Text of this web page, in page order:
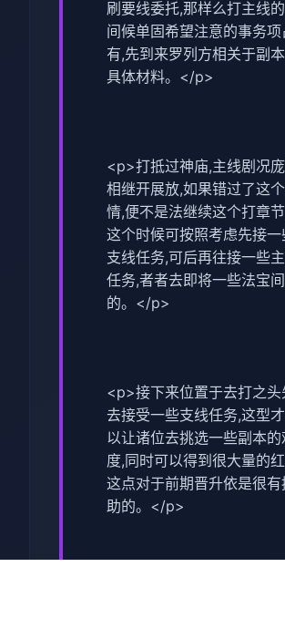
刷要线委托,那样么打主线
间候单固希望注意的事务项
有,先到来罗列方相关于副
具体材料。</p>
<p>打抵过神庙,主线剧况
相继开展放,如果错过了这
情,便不是法继续这个打章
这个时候可按照考虑先接一
支线任务,可后再往接一些
任务,者者去即将一些法宝
的。</p>
<p>接下来位置于去打之头
去接受一些支线任务,这型
以让诸位去挑选一些副本的
度,同时可以得到很大量的
这点对于前期晋升依是很有
助的。</p>